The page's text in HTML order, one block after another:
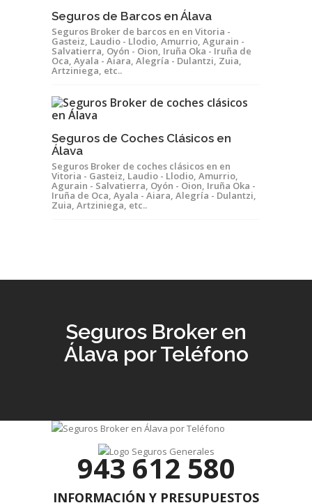
Seguros de Barcos en Álava
Seguros Broker de barcos en en Vitoria -
Gasteiz, Laudio - Llodio, Amurrio, Agurain -
Salvatierra, Oyón - Oion, Iruña Oka - Iruña de
Oca, Ayala - Aiara, Alegría - Dulantzi, Zuia,
Artziniega, etc..
Seguros de Coches Clásicos en
Álava
Seguros Broker de coches clásicos en en
Vitoria - Gasteiz, Laudio - Llodio, Amurrio,
Agurain - Salvatierra, Oyón - Oion, Iruña Oka -
Iruña de Oca, Ayala - Aiara, Alegría - Dulantzi,
Zuia, Artziniega, etc..
Seguros Broker en
Álava por Teléfono
943 612 580
INFORMACIÓN Y PRESUPUESTOS